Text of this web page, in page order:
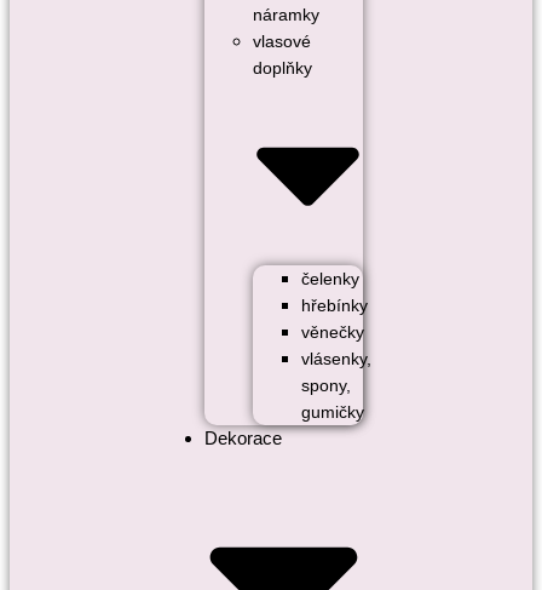
náramky
vlasové
doplňky
čelenky
hřebínky
věnečky
vlásenky,
spony,
gumičky
Dekorace